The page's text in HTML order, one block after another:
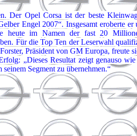
Der Opel Corsa ist der beste
Engel 2007“. Insgesamt eroberte
heute im Namen der fast 20
Für die Top Ten der Leserwahl
Präsident von GM Europa, freute
„Dieses Resultat zeigt genauso
Segment zu übernehmen.“